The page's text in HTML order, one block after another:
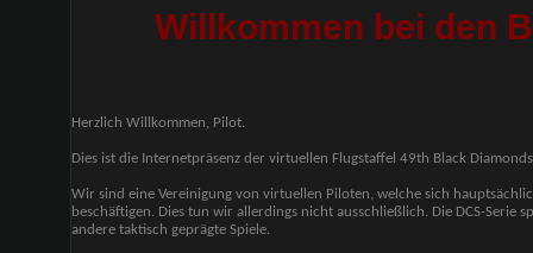
Willkommen bei den
Herzlich Willkommen, Pilot.
Dies ist die Internetpräsenz der virtuellen Flugstaffel 49th Black
Wir sind eine Vereinigung von virtuellen Piloten, welche sich
beschäftigen. Dies tun wir allerdings nicht ausschließlich. Die DCS-Serie
andere taktisch geprägte Spiele.